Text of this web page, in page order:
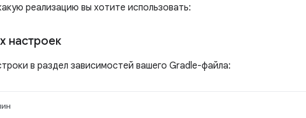
реализацию вы хотите использовать:
настроек
в раздел зависимостей вашего Gradle-файла: